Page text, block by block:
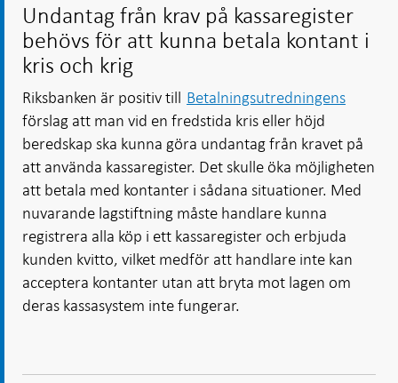
Undantag från krav på kassaregister
behövs för att kunna betala kontant i
kris och krig
Riksbanken är positiv till Betalningsutredningens
förslag att man vid en fredstida kris eller höjd
beredskap ska kunna göra undantag från kravet på
att använda kassaregister. Det skulle öka möjligheten
att betala med kontanter i sådana situationer. Med
nuvarande lagstiftning måste handlare kunna
registrera alla köp i ett kassaregister och erbjuda
kunden kvitto, vilket medför att handlare inte kan
acceptera kontanter utan att bryta mot lagen om
deras kassasystem inte fungerar.